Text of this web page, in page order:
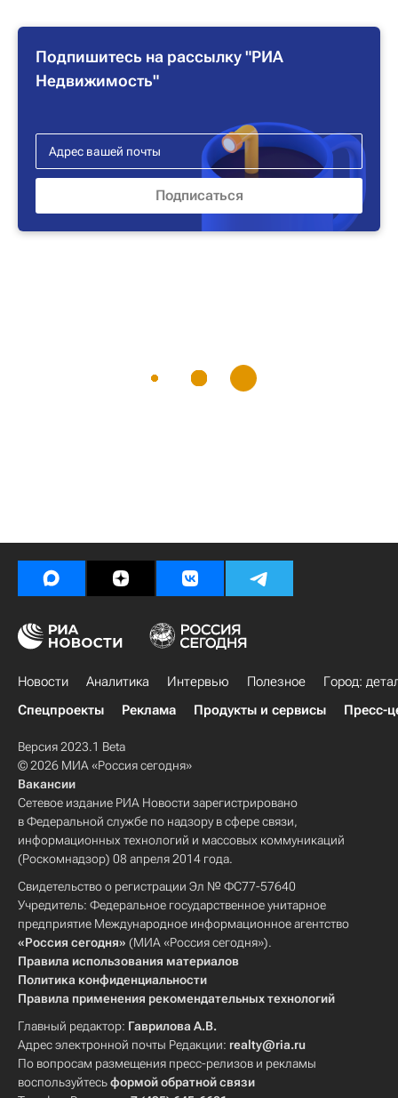
Подпишитесь на рассылку "РИА
Недвижимость"
Новости Аналитика Интервью Полезное
Город:
Спецпроекты
Реклама Продукты и сервисы Пресс-
Версия 2023.1 Beta
© 2026 МИА «Россия сегодня»
Вакансии
Сетевое издание РИА Новости зарегистрировано
в Федеральной службе по надзору в сфере связи,
информационных технологий и массовых коммуникаций
(Роскомнадзор) 08 апреля 2014 года.
Свидетельство о регистрации Эл № ФС77-57640
Учредитель: Федеральное государственное унитарное
предприятие Международное информационное агентство
«Россия сегодня» (МИА «Россия сегодня»).
Правила использования материалов
Политика конфиденциальности
Правила применения рекомендательных технологий
Главный редактор: Гаврилова А.В.
Адрес электронной почты Редакции: realty@ria.ru
По вопросам размещения пресс-релизов и рекламы
воспользуйтесьформой обратной связи